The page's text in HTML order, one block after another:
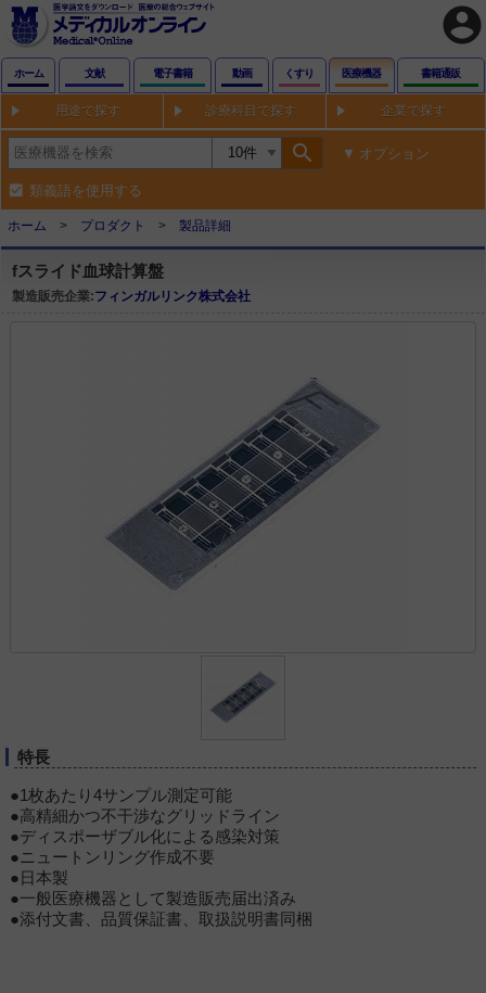
account_circle
ホーム 文献 電子書籍 動画 くすり 医療機器 書籍通販
用途で探す 診療科目で探す 企業で探す
search オプション
類義語を使用する
ホーム プロダクト 製品詳細
fスライド血球計算盤
製造販売企業:フィンガルリンク株式会社
特長
●1枚あたり4サンプル測定可能
●高精細かつ不干渉なグリッドライン
●ディスポーザブル化による感染対策
●ニュートンリング作成不要
●日本製
●一般医療機器として製造販売届出済み
●添付文書、品質保証書、取扱説明書同梱